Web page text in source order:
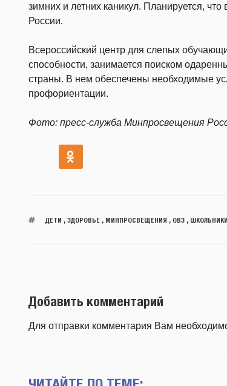
зимних и летних каникул. Планируется, что
России.
Всероссийский центр для слепых
способности, занимается поиском
страны. В нем обеспечены необходимые
профориентации.
Фото: пресс-служба Минпросвещения
ДЕТИ ЗДОРОВЬЕ, МИНПРОСВЕЩЕНИЯ ОВЗ, ШКОЛЬНИКИ
Добавить комментарий
Для отправки комментария Вам